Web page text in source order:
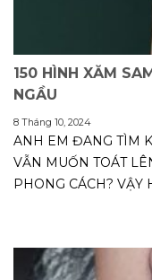
150 HÌNH XĂM
NGẦU
8 Tháng 10, 2024
ANH EM ĐANG TÌM
VẪN MUỐN TOÁT
PHONG CÁCH?